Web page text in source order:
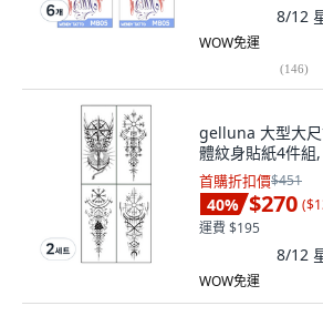
8/12
WOW免運
(146)
gelluna 大型大
體紋身貼紙4件組
首購折扣價$451
40% $270 (
運費 $195
8/12
WOW免運